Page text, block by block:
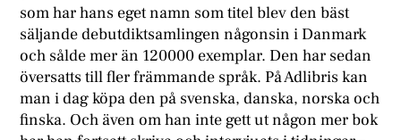
som har hans eget namn som titel blev den bäst
säljande debutdiktsamlingen någonsin i Danmark
och sålde mer än 120000 exemplar. Den har sedan
översatts till fler främmande språk. På Adlibris kan
man i dag köpa den på svenska, danska, norska och
finska. Och även om han inte gett ut någon mer bok